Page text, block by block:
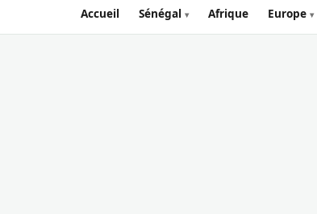
Accueil Sénégal Afrique Europe